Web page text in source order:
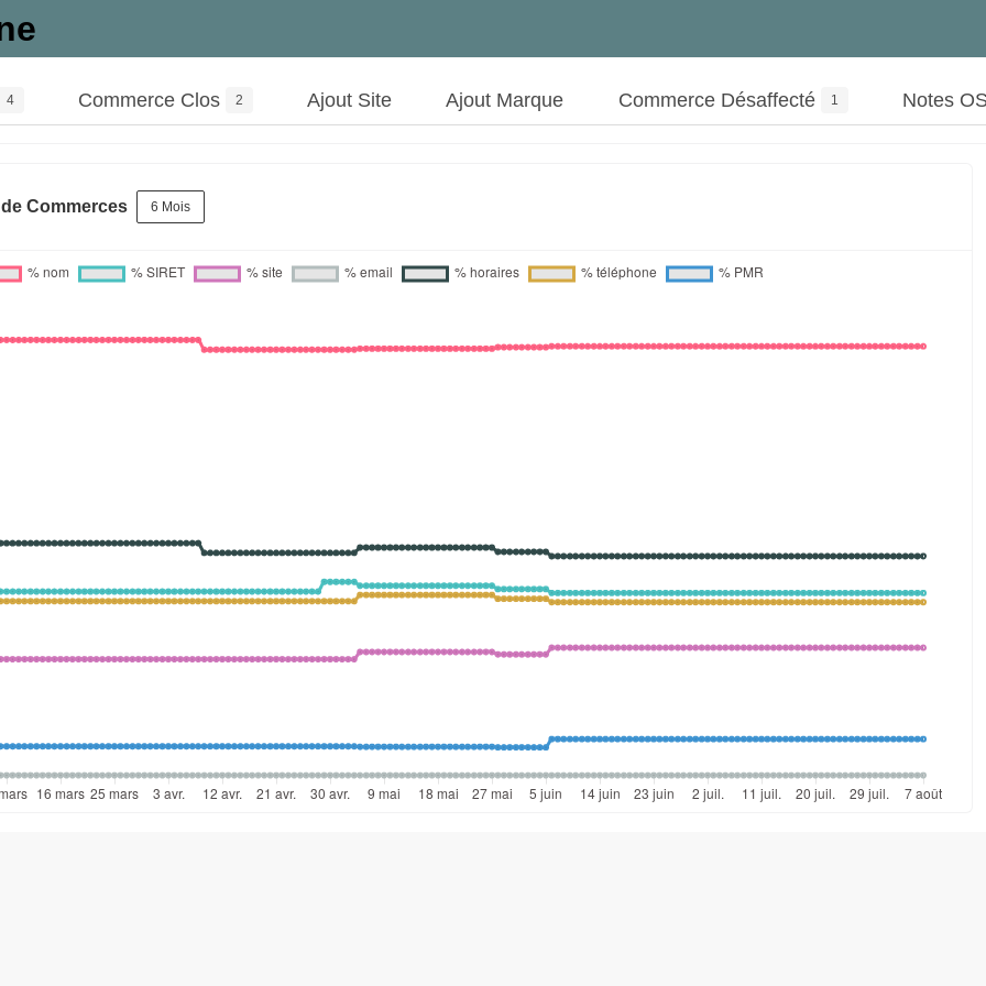
4 Commerce Clos 2 Ajout Site Ajout Marque Commerce Désaffecté 1 Notes
Commerces 6 Mois